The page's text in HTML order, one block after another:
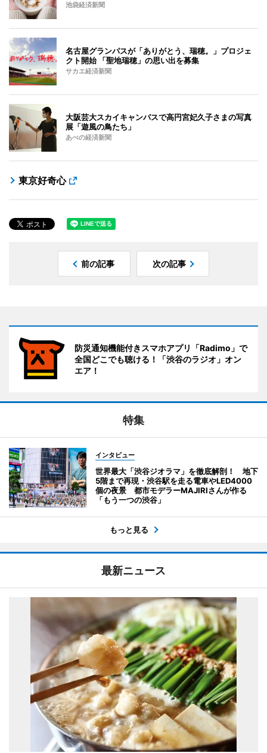
池袋経済新聞
名古屋グランパスが「ありがとう、瑞穂。」プロジェ
クト開始 「聖地瑞穂」の思い出を募集
サカエ経済新聞
大阪芸大スカイキャンパスで高円宮妃久子さまの写真
展「遊風の鳥たち」
あべの経済新聞
東京好奇心
前の記事 次の記事
防災通知機能付きスマホアプリ「Radimo」で
全国どこでも聴ける！「渋谷のラジオ」オン
エア！
特集
インタビュー
世界最大「渋谷ジオラマ」を徹底解剖！ 地下
5階まで再現・渋谷駅を走る電車やLED4000
個の夜景 都市モデラーMAJIRIさんが作る
「もう一つの渋谷」
もっと見る
最新ニュース